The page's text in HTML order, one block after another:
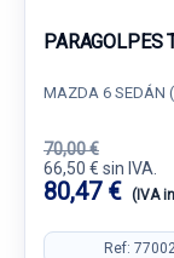
PARAGOLPES
MAZDA 6 SEDÁN
70,00 €
66,50 € sin IVA.
80,47 € (IVA
Ref: